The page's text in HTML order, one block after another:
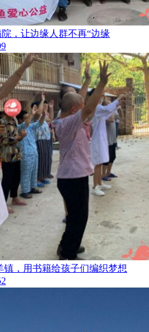
，让边缘人群不再“边缘
镇，用书籍给孩子们编织梦想